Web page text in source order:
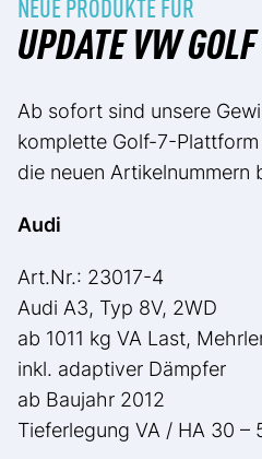
UPDATE VW
Ab sofort sind unsere
komplette Golf-7-
die neuen Artikelnummern
Audi
Art.Nr.: 23017-4
Audi A3, Typ 8V, 2WD
ab 1011 kg VA Last,
inkl. adaptiver Dämpfer
ab Baujahr 2012
Tieferlegung VA / HA 30 –